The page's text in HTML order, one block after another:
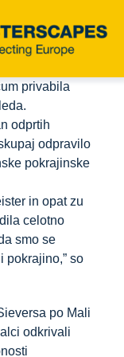
privabila
odprtih
odpravilo
pokrajinske
in opat zu
celotno
smo se
pokrajino,” so
po Mali
odkrivali